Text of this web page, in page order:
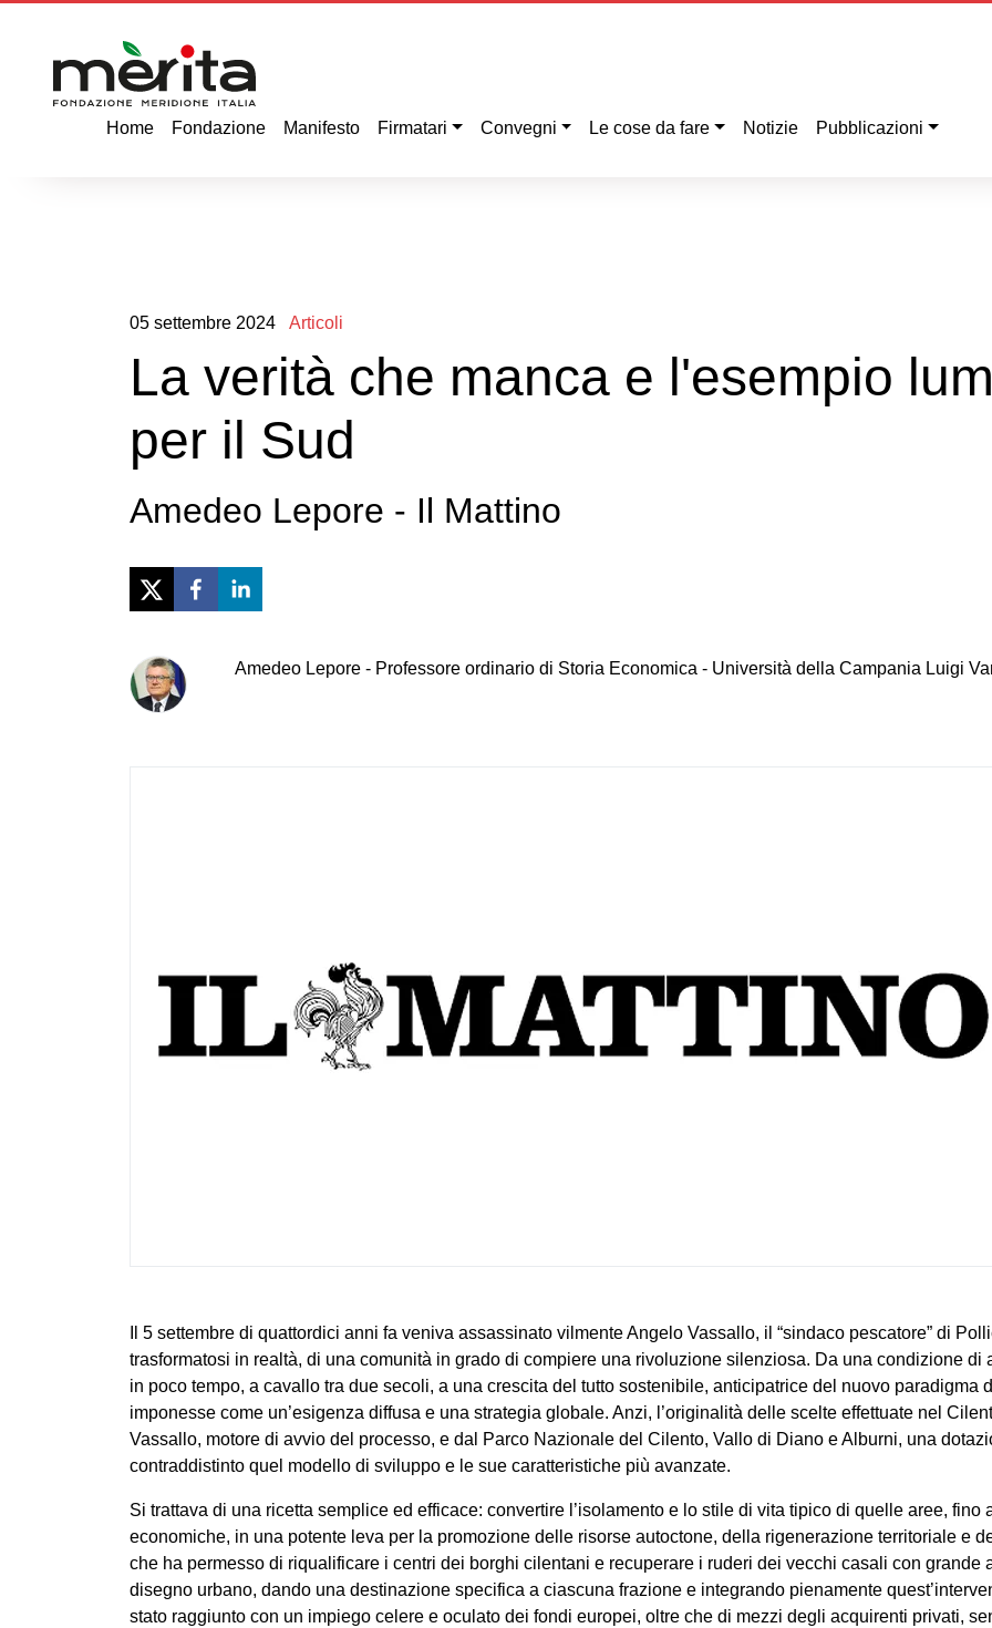
Home Fondazione Manifesto Firmatari Convegni Le cose da fare Notizie Pubblicazioni
05 settembre 2024 Articoli
La verità che manca e l'esempio
per il Sud
Amedeo Lepore - Il Mattino
Amedeo Lepore- Professore ordinario di Storia Economica - Università della Campania Luigi
Il 5 settembre di quattordici anni fa veniva assassinato vilmente Angelo Vassallo, il “sindaco pescatore” di
trasformatosi in realtà, di una comunità in grado di compiere una rivoluzione silenziosa. Da una condizione di
in poco tempo, a cavallo tra due secoli, a una crescita del tutto sostenibile, anticipatrice del nuovo paradigma
imponesse come un’esigenza diffusa e una strategia globale. Anzi, l’originalità delle scelte effettuate nel
Vassallo, motore di avvio del processo, e dal Parco Nazionale del Cilento, Vallo di Diano e Alburni, una
contraddistinto quel modello di sviluppo e le sue caratteristiche più avanzate.
Si trattava di una ricetta semplice ed efficace: convertire l’isolamento e lo stile di vita tipico di quelle aree,
economiche, in una potente leva per la promozione delle risorse autoctone, della rigenerazione territoriale e
che ha permesso di riqualificare i centri dei borghi cilentani e recuperare i ruderi dei vecchi casali con
disegno urbano, dando una destinazione specifica a ciascuna frazione e integrando pienamente
stato raggiunto con un impiego celere e oculato dei fondi europei, oltre che di mezzi degli acquirenti privati,